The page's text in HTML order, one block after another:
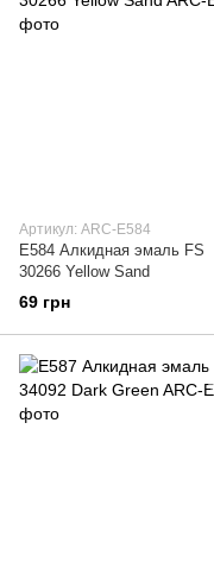
Артикул: ARC-E584
E584 Алкидная эмаль FS
30266 Yellow Sand
69 грн